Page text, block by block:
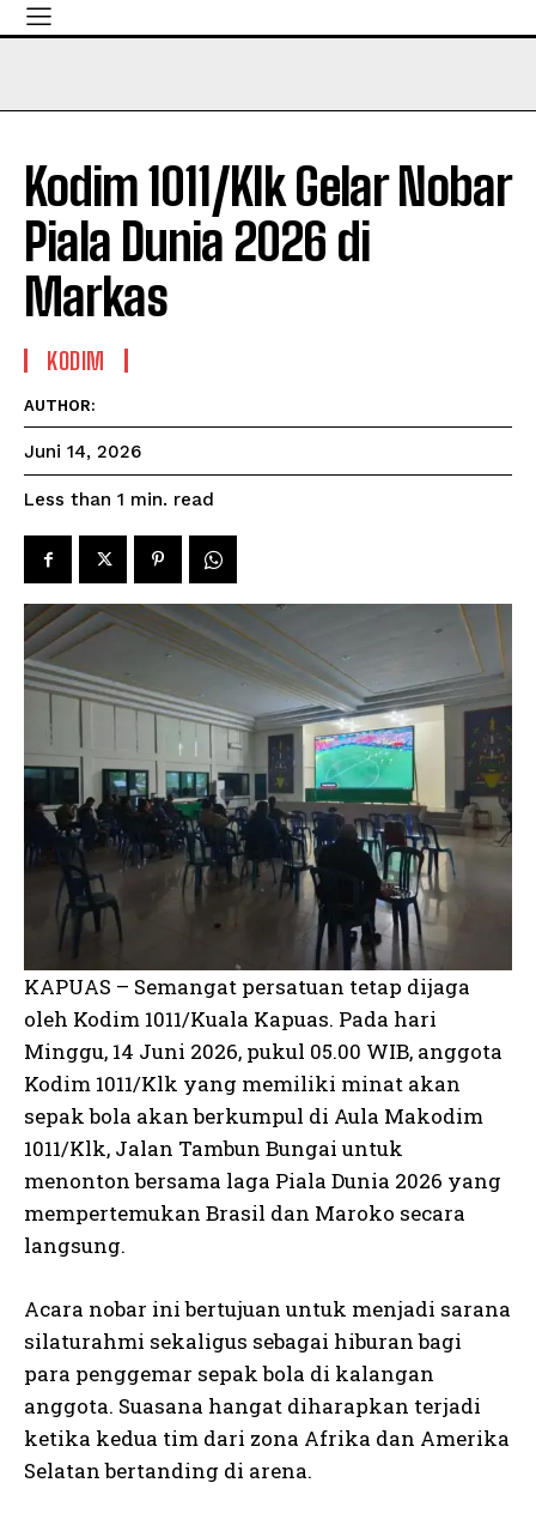
Kodim 1011/Klk Gelar Nobar
Piala Dunia 2026 di
Markas
KODIM
AUTHOR:
Juni 14, 2026
Less than 1 min. read
KAPUAS – Semangat persatuan tetap dijaga
oleh Kodim 1011/Kuala Kapuas. Pada hari
Minggu, 14 Juni 2026, pukul 05.00 WIB, anggota
Kodim 1011/Klk yang memiliki minat akan
sepak bola akan berkumpul di Aula Makodim
1011/Klk, Jalan Tambun Bungai untuk
menonton bersama laga Piala Dunia 2026 yang
mempertemukan Brasil dan Maroko secara
langsung.
Acara nobar ini bertujuan untuk menjadi sarana
silaturahmi sekaligus sebagai hiburan bagi
para penggemar sepak bola di kalangan
anggota. Suasana hangat diharapkan terjadi
ketika kedua tim dari zona Afrika dan Amerika
Selatan bertanding di arena.